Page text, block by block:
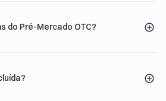
do Pré-Mercado OTC?